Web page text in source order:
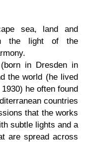
sea, land and
the light of the
in Dresden in
the world (he lived
he often found
countries
that the works
subtle lights and a
are spread across